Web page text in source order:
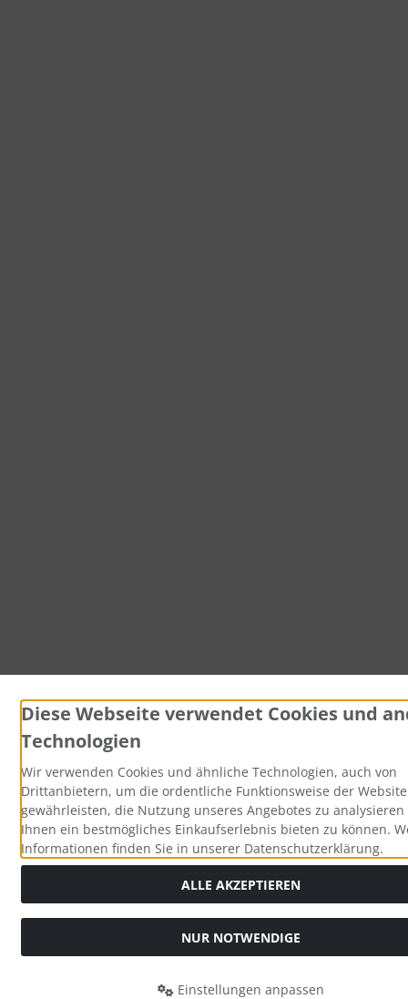
Diese Webseite verwendet Cookies und
Technologien
Wir verwenden Cookies und ähnliche Technologien, auch von
Drittanbietern, um die ordentliche Funktionsweise der
gewährleisten, die Nutzung unseres Angebotes zu
Ihnen ein bestmögliches Einkaufserlebnis bieten zu können.
Informationen finden Sie in unserer Datenschutzerklärung.
ALLE AKZEPTIEREN
NUR NOTWENDIGE
Einstellungen anpassen